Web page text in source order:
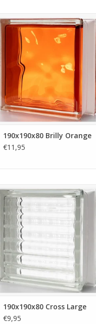
190x190x80 Brilly Orange
Deze steen heeft een gewolkt
uiterlijk. De kleur is achteraf in de
steen gespoten waardoor deze
steen alleen geschikt is voor
binnen gebruik.
TOEVOEGEN AAN WINKELWAGEN
190x190x80 Brilly Orange
€11,95
Deze glazen bouwsteen heeft het
horizontale en verticale banen.
De glazen bouwsteen is
glaskleurig en heeft een
gestreepte structuur. Deze
stenen hebben wij op voorraad.
TOEVOEGEN AAN WINKELWAGEN
190x190x80 Cross Large
€9,95